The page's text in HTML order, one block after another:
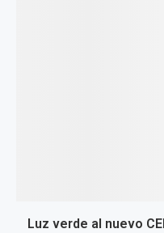
Luz verde al nuevo